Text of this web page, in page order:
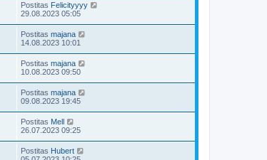
Postitas Felicityyyy
29.08.2023 05:05
Postitas majana
14.08.2023 10:01
Postitas majana
10.08.2023 09:50
Postitas majana
09.08.2023 19:45
Postitas Mell
26.07.2023 09:25
Postitas Hubert